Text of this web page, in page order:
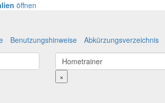
öffnen
Benutzungshinweise Abkürzungsverzeichnis
×